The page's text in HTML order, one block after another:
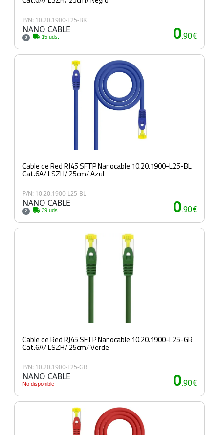
P/N: 10.20.1900-L25-BK
NANO CABLE
3 15 uds. 0.90€
Cable de Red RJ45 SFTP Nanocable 10.20.1900-L25-BL
Cat.6A/ LSZH/ 25cm/ Azul
P/N: 10.20.1900-L25-BL
NANO CABLE
2 39 uds. 0.90€
Cable de Red RJ45 SFTP Nanocable 10.20.1900-L25-GR
Cat.6A/ LSZH/ 25cm/ Verde
P/N: 10.20.1900-L25-GR
NANO CABLE
No disponible 0.90€